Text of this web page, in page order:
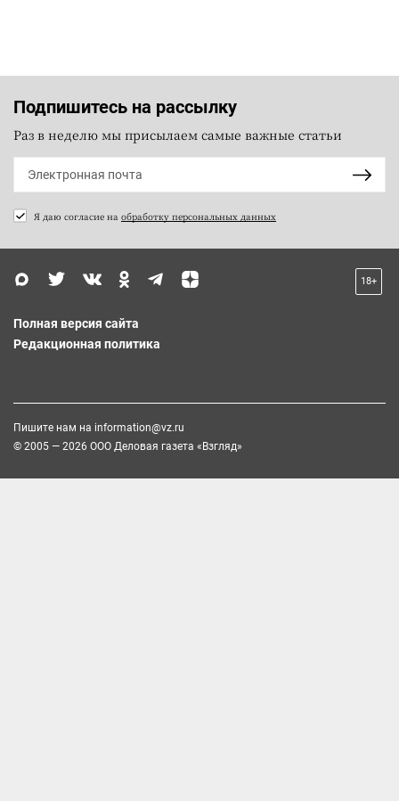
Подпишитесь на рассылку
Раз в неделю мы присылаем самые важные статьи
Я даю согласие на обработку персональных данных
18+
Полная версия сайта
Редакционная политика
Пишите нам на information@vz.ru
© 2005 — 2026 ООО Деловая газета «Взгляд»